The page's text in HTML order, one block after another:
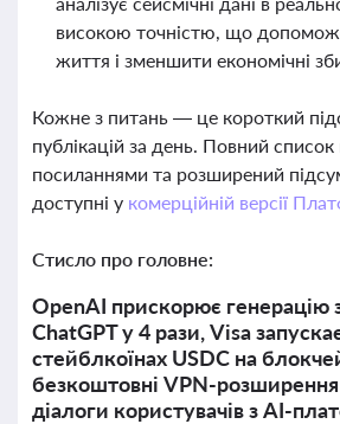
високою точністю, що
життя і зменшити економічні
Кожне з питань — це короткий
публікацій за день. Повний
посиланнями та розширений
доступні у комерційній версії
Стисло про головне:
OpenAI прискорює генерацію
ChatGPT у 4 рази, Visa
стейблкоїнах USDC на
безкоштовні VPN-
діалоги користувачів з AI-